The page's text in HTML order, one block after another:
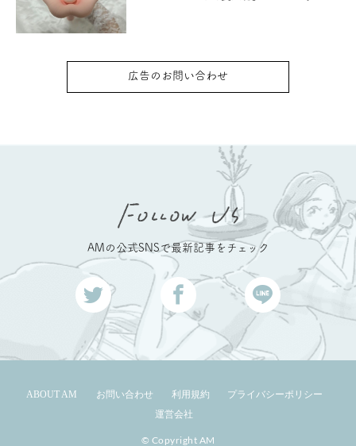
広告のお問い合わせ
AMの公式SNSで最新記事をチェック
ABOUT AM お問い合わせ 利用規約
プライバシーポリシー
運営会社
© Copyright AM